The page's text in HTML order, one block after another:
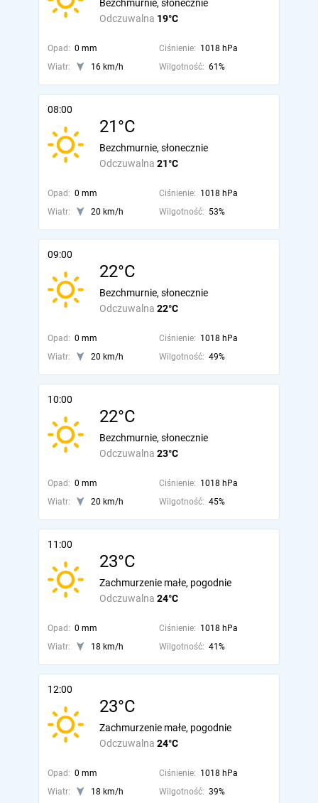
Odczuwalna 19°C
Bezchmurnie, słonecznie
Opad: 0 mm Ciśnienie: 1018 hPa
Wiatr:
16 km/h Wilgotność: 61%
08:00
21°C
Odczuwalna 21°C
Bezchmurnie, słonecznie
Opad: 0 mm Ciśnienie: 1018 hPa
Wiatr:
20 km/h Wilgotność: 53%
09:00
22°C
Odczuwalna 22°C
Bezchmurnie, słonecznie
Opad: 0 mm Ciśnienie: 1018 hPa
Wiatr:
20 km/h Wilgotność: 49%
10:00
22°C
Odczuwalna 23°C
Bezchmurnie, słonecznie
Opad: 0 mm Ciśnienie: 1018 hPa
Wiatr:
20 km/h Wilgotność: 45%
11:00
23°C
Odczuwalna 24°C
Zachmurzenie małe, pogodnie
Opad: 0 mm Ciśnienie: 1018 hPa
Wiatr:
18 km/h Wilgotność: 41%
12:00
23°C
Odczuwalna 24°C
Zachmurzenie małe, pogodnie
Opad: 0 mm Ciśnienie: 1018 hPa
Wiatr:
18 km/h Wilgotność: 39%